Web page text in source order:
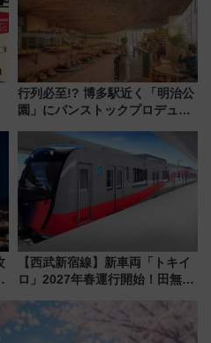
行列必至!? 博多駅近く「明治公
園」にパンストックプロデュー
オープン 秋からはビストロ営業
も！
【西武新宿線】新車両「トキイ
ロ」2027年春運行開始！田無・
「第2弾」も